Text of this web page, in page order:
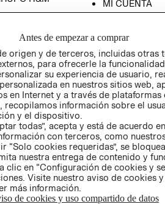
CON
MI CUENTA
- RETIRO EN
TIENDA
TÉRMINOS Y
CONDICIONES
AVISO DE
PRIVACIDAD
GIFT CARD
AVISO DE
COOKIES
Antes de empezar a comprar
origen y de terceros, incluidas otras
para ofrecerle la
su experiencia de usuario,
en nuestros sitios web,
en Internet y a través de plataformas
recopilamos información sobre el
y el dispositivo.
todas”, acepta y está de acuerdo
con terceros, como
“Solo cookies requeridas”, se
nuestra entrega de contenido y
clic en “Configuración de cookies y
Visite nuestro aviso de cookies
más información.
de cookies y uso compartido de datos